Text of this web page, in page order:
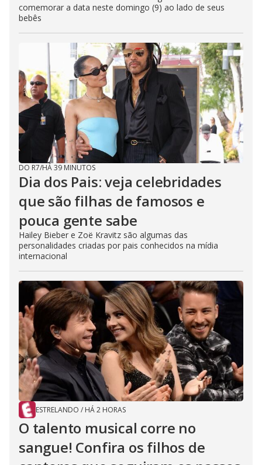
comemorar a data neste domingo (9) ao lado de seus
bebês
DO R7/HÁ 39 MINUTOS
Dia dos Pais: veja celebridades
que são filhas de famosos e
pouca gente sabe
Hailey Bieber e Zoë Kravitz são algumas das
personalidades criadas por pais conhecidos na mídia
internacional
ESTRELANDO / HÁ 2 HORAS
O talento musical corre no
sangue! Confira os filhos de